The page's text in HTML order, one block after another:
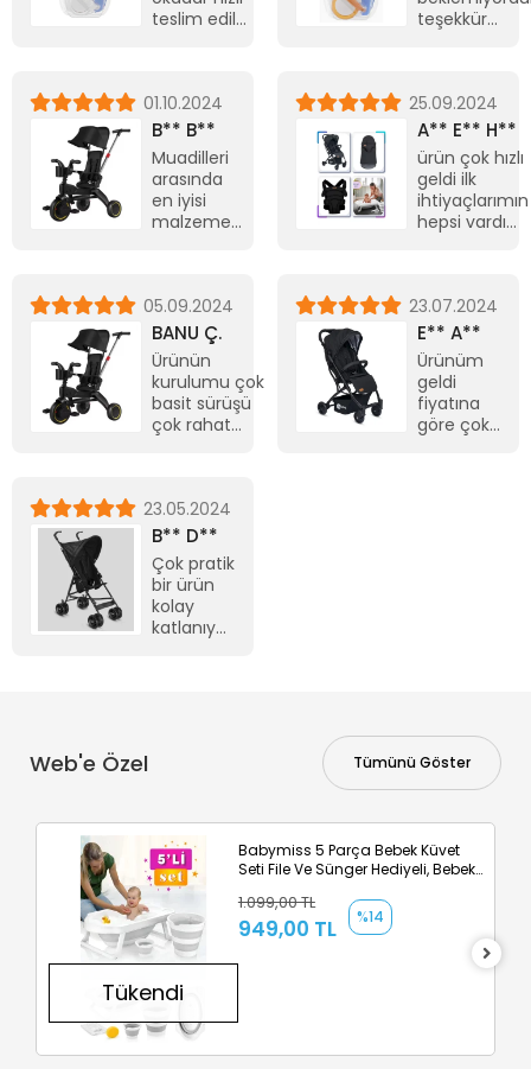
ettiniz
ürünü🙏🏻
teslim edildi
geçmemişti
çok
teşekkür
ederim
teşekkür
01.10.2024
B** B**
Muadilleri
arasında
en iyisi
malzemesi
kurulum
kullanışlı ve
çok hızlı
geldi
teşekkürler
🌸
25.09.2024
A** E** H**
ürün çok hızlı
geldi ilk
ihtiyaçlarımın
hepsi vardı
05.09.2024
BANU Ç.
Ürünün
kurulumu çok
basit sürüşü
çok rahat
kargo
yaptılar.müşteri
hiz.çok ilgili ne
zmn soru
sorsam
hepsine cvp
verdi diğer
23.07.2024
E** A**
Ürünüm
geldi
fiyatına
göre çok
23.05.2024
B** D**
Çok pratik
bir ürün
kolay
katlanıyor
Web'e Özel Tümünü Göster
Tükendi
Babymiss 5 Parça Bebek Küvet
Seti File Ve Sünger Hediyeli, Bebek
1.099,00 TL
949,00 TL %14